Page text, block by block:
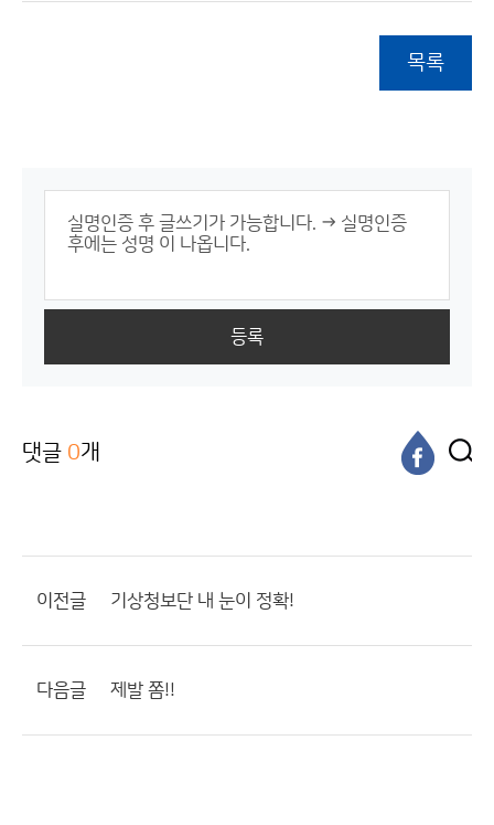
목록
등록
댓글 0개
이전글 기상청보단 내 눈이 정확!
다음글 제발 쫌!!